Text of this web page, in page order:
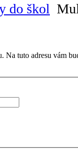
do škol
Na tuto adresu vám